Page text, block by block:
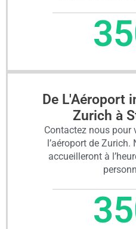
De L'Aéroport
Zurich à
Contactez nous pour
l’aéroport de
accueilleront à